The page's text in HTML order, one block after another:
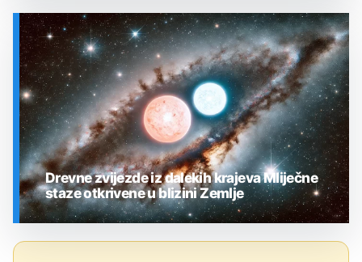
SVEMIR
Drevne zvijezde iz dalekih krajeva Mliječne
staze otkrivene u blizini Zemlje